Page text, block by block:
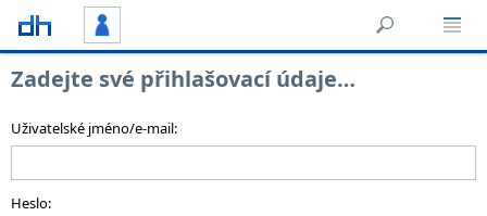
Zadejte své přihlašovací údaje…
Uživatelské jméno/e-mail:
Heslo: